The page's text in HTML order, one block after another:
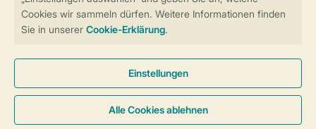
Weitere Informationen und Einstellungen
Allgemeine Bedingungen Impressum
Cookies und Banner
Barrierefreiheit